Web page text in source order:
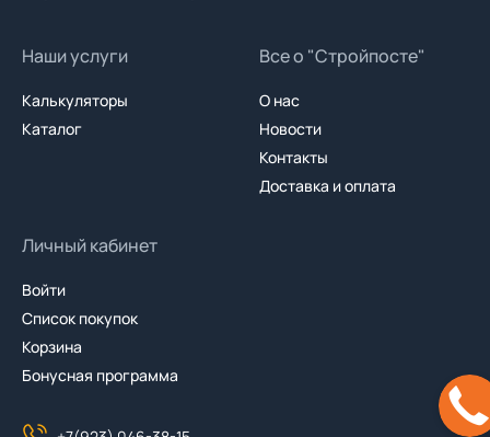
Наши услуги
Калькуляторы
Каталог
Все о "Стройпосте"
О нас
Новости
Контакты
Доставка и оплата
Личный кабинет
Войти
Список покупок
Корзина
Бонусная программа